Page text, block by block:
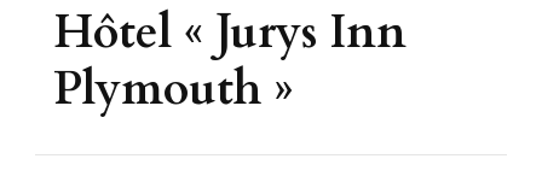
Hôtel « Jurys Inn
Plymouth »